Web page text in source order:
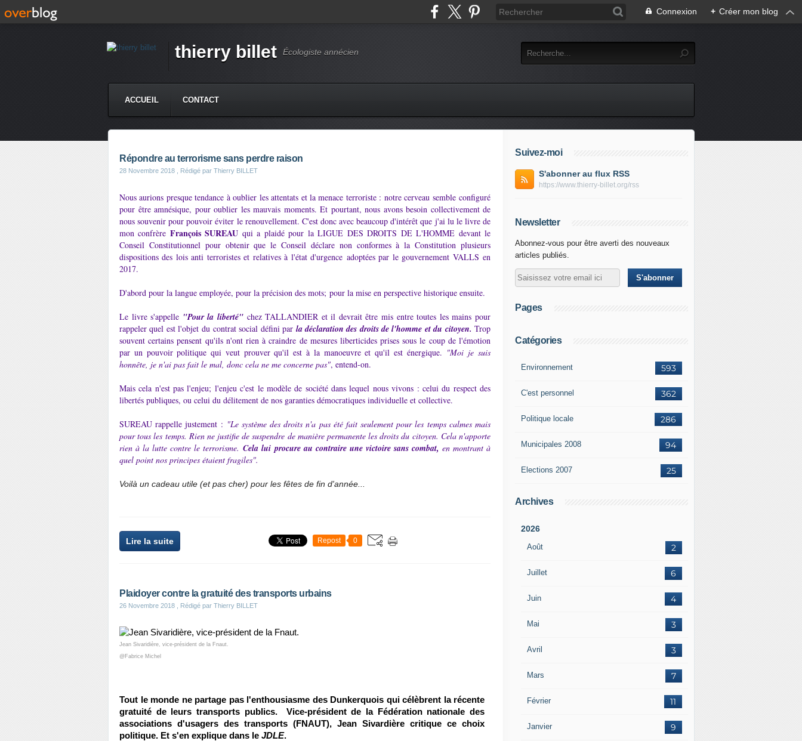
Connexion + Créer mon blog
thierry billet Écologiste annécien
ACCUEIL CONTACT
Répondre au terrorisme sans perdre raison
28 Novembre 2018 , Rédigé par Thierry BILLET
Nous aurions presque tendance à oublier les attentats et la menace terroriste : notre cerveau semble configuré
pour être amnésique, pour oublier les mauvais moments. Et pourtant, nous avons besoin collectivement de
nous souvenir pour pouvoir éviter le renouvellement. C'est donc avec beaucoup d'intérêt que j'ai lu le livre de
mon confrère François SUREAU qui a plaidé pour la LIGUE DES DROITS DE L'HOMME devant le
Conseil Constitutionnel pour obtenir que le Conseil déclare non conformes à la Constitution plusieurs
dispositions des lois anti terroristes et relatives à l'état d'urgence adoptées par le gouvernement VALLS en
2017.
D'abord pour la langue employée, pour la précision des mots; pour la mise en perspective historique ensuite.
Le livre s'appelle "Pour la liberté"chez TALLANDIER et il devrait être mis entre toutes les mains pour
rappeler quel est l'objet du contrat social défini par la déclaration des droits de l'homme et du citoyen. Trop
souvent certains pensent qu'ils n'ont rien à craindre de mesures liberticides prises sous le coup de l'émotion
par un pouvoir politique qui veut prouver qu'il est à la manoeuvre et qu'il est énergique. "Moi je suis
honnête, je n'ai pas fait le mal, donc cela ne me concerne pas", entend-on.
Mais cela n'est pas l'enjeu; l'enjeu c'est le modèle de société dans lequel nous vivons : celui du respect des
libertés publiques, ou celui du délitement de nos garanties démocratiques individuelle et collective.
SUREAU rappelle justement : "Le système des droits n'a pas été fait seulement pour les temps calmes mais
pour tous les temps. Rien ne justifie de suspendre de manière permanente les droits du citoyen. Cela n'apporte
rien à la lutte contre le terrorisme.Cela lui procure au contraire une victoire sans combat, en montrant à
quel point nos principes étaient fragiles".
Voilà un cadeau utile (et pas cher) pour les fêtes de fin d'année...
Lire la suite Repost 0
Plaidoyer contre la gratuité des transports urbains
26 Novembre 2018 , Rédigé par Thierry BILLET
Jean Sivaridière, vice-président de la Fnaut.
@Fabrice Michel
Tout le monde ne partage pas l'enthousiasme des Dunkerquois qui célèbrent la récente
gratuité de leurs transports publics. Vice-président de la Fédération nationale des
associations d'usagers des transports (FNAUT), Jean Sivardière critique ce choix
politique. Et s'en explique dans le JDLE.
Suivez-moi
S'abonner au flux RSS
https://www.thierry-billet.org/rss
Newsletter
Abonnez-vous pour être averti des nouveaux
articles publiés.
Pages
Catégories
593
Environnement
362
C'est personnel
286
Politique locale
94
Municipales 2008
25
Elections 2007
Archives
2026
Août 2
Juillet 6
Juin 4
Mai 3
Avril 3
Mars 7
Février 11
Janvier 9